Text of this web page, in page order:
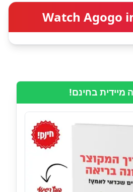
Watch Agogo
מיידית בחינם!